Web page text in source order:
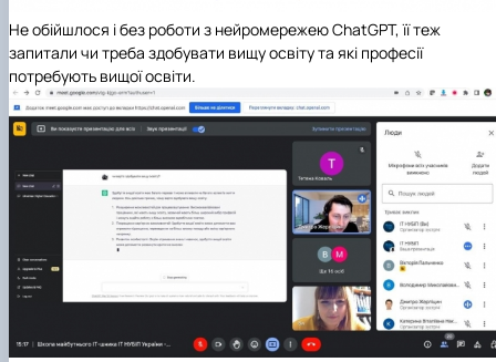
Не обійшлося і без роботи з нейромережею ChatGPT, її теж
запитали чи треба здобувати вищу освіту та які професії
потребують вищої освіти.